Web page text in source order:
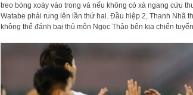
treo bóng xoáy vào trong và nếu không có xà ngang cứu
Watabe phải rung lên lần thứ hai. Đầu hiệp 2, Thanh Nhã
không thể đánh bại thủ môn Ngọc Thảo bên kia chiến